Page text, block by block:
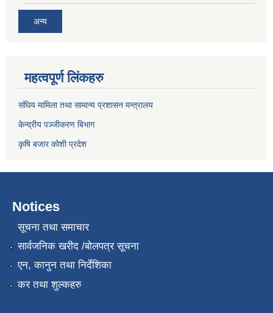
अन्य
महत्वपूर्ण लिंकहरु
संघिय मामिला तथा सामान्य प्रशासन मन्त्रालय
केन्द्रीय पञ्जीकरण बिभाग
कृषि बजार कोशी प्रदेश
Notices
सूचना तथा समाचार
सार्वजनिक खरीद /बोलपत्र सूचना
एन, कानुन तथा निर्देशिका
कर तथा शुल्कहरु